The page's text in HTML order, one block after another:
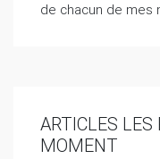
de chacun de mes
ARTICLES LES
MOMENT